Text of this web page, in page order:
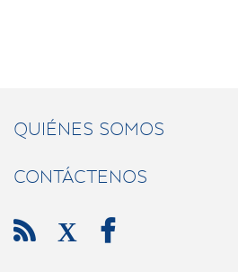
QUIÉNES SOMOS
CONTÁCTENOS
 X 